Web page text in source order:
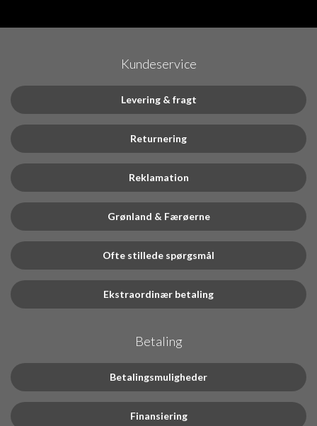
Kundeservice
Levering & fragt
Returnering
Reklamation
Grønland & Færøerne
Ofte stillede spørgsmål
Ekstraordinær betaling
Betaling
Betalingsmuligheder
Finansiering